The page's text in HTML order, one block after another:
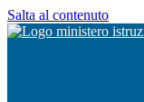
Salta al contenuto